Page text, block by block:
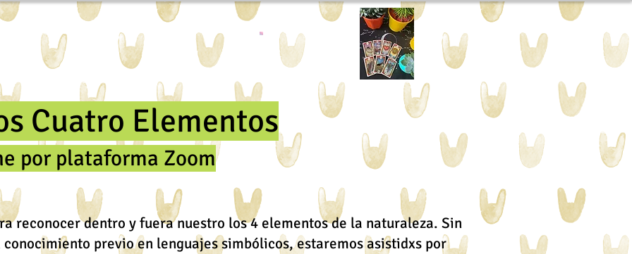
Cuatro Elementos
por plataforma Zoom
reconocer dentro y fuera nuestro los 4 elementos de la naturaleza. Sin
conocimiento previo en lenguajes simbólicos, estaremos asistidxs por